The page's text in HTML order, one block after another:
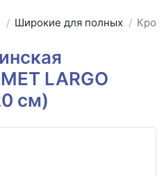
Широкие для полных
LARGO
см)